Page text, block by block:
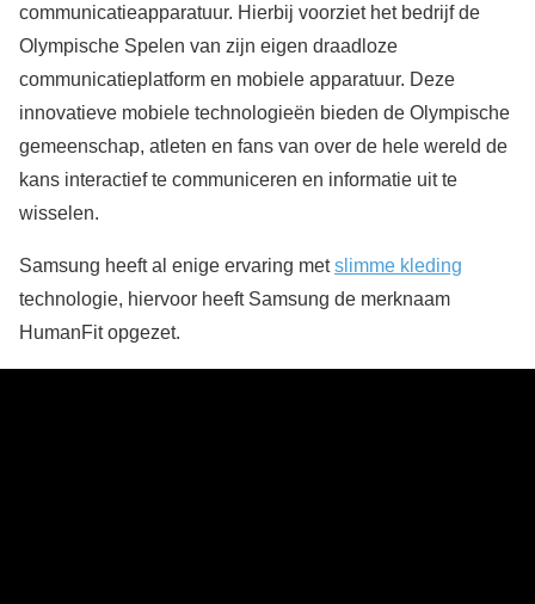
communicatieapparatuur. Hierbij voorziet het bedrijf de
Olympische Spelen van zijn eigen draadloze
communicatieplatform en mobiele apparatuur. Deze
innovatieve mobiele technologieën bieden de Olympische
gemeenschap, atleten en fans van over de hele wereld de
kans interactief te communiceren en informatie uit te
wisselen.
Samsung heeft al enige ervaring metslimme kleding
technologie, hiervoor heeft Samsung de merknaam
HumanFit opgezet.